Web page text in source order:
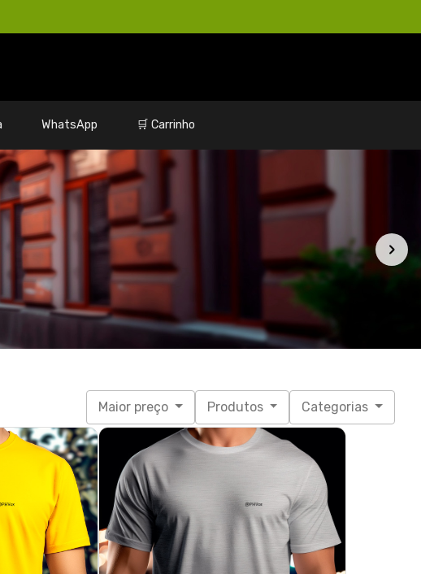
WhatsApp 🛒 Carrinho
Maior preço
89,70
sem juros
Cinza mescla (básica)
R$ 99,99
R$ 89,70
3x de R$ 29,90 sem juros